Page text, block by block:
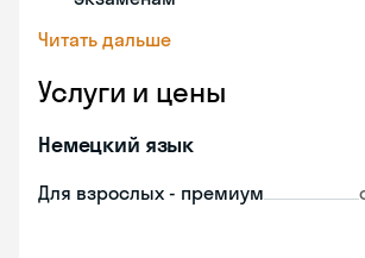
Читать дальше
Услуги и цены
Немецкий язык
Для взрослых - премиум